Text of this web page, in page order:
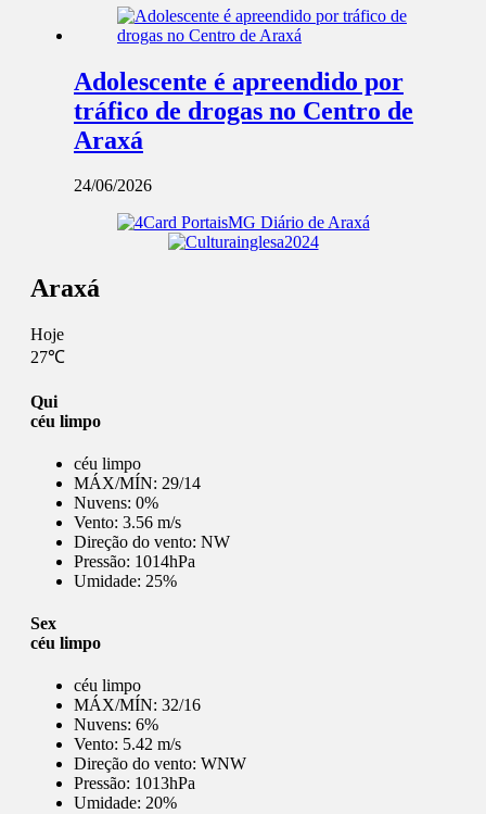
Adolescente é apreendido por
tráfico de drogas no Centro de
Araxá
24/06/2026
Araxá
Hoje
27℃
Qui
céu limpo
céu limpo
MÁX/MÍN: 29/14
Nuvens: 0%
Vento: 3.56 m/s
Direção do vento: NW
Pressão: 1014hPa
Umidade: 25%
Sex
céu limpo
céu limpo
MÁX/MÍN: 32/16
Nuvens: 6%
Vento: 5.42 m/s
Direção do vento: WNW
Pressão: 1013hPa
Umidade: 20%